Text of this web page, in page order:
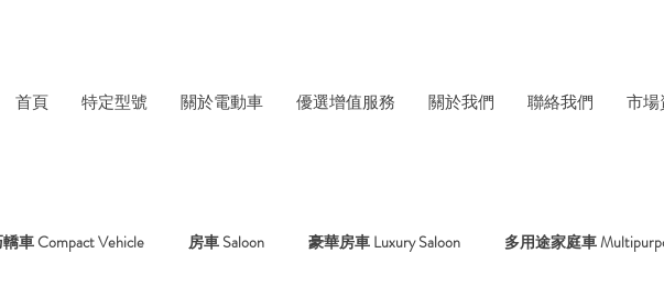
首頁 特定型號 關於電動車 優選增值服務 關於我們 聯絡我們 市場
車 Compact Vehicle 房車 Saloon 豪華房車 Luxury Saloon 多用途家庭車